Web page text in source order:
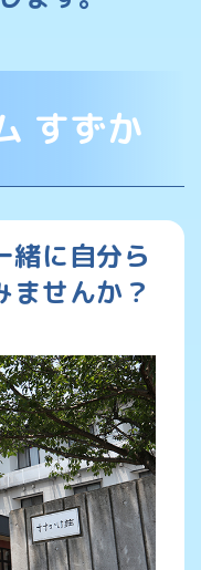
すずか
緒に自分ら
ませんか？